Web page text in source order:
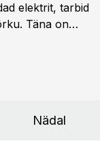
elektrit, tarbid
Täna on
Nädal